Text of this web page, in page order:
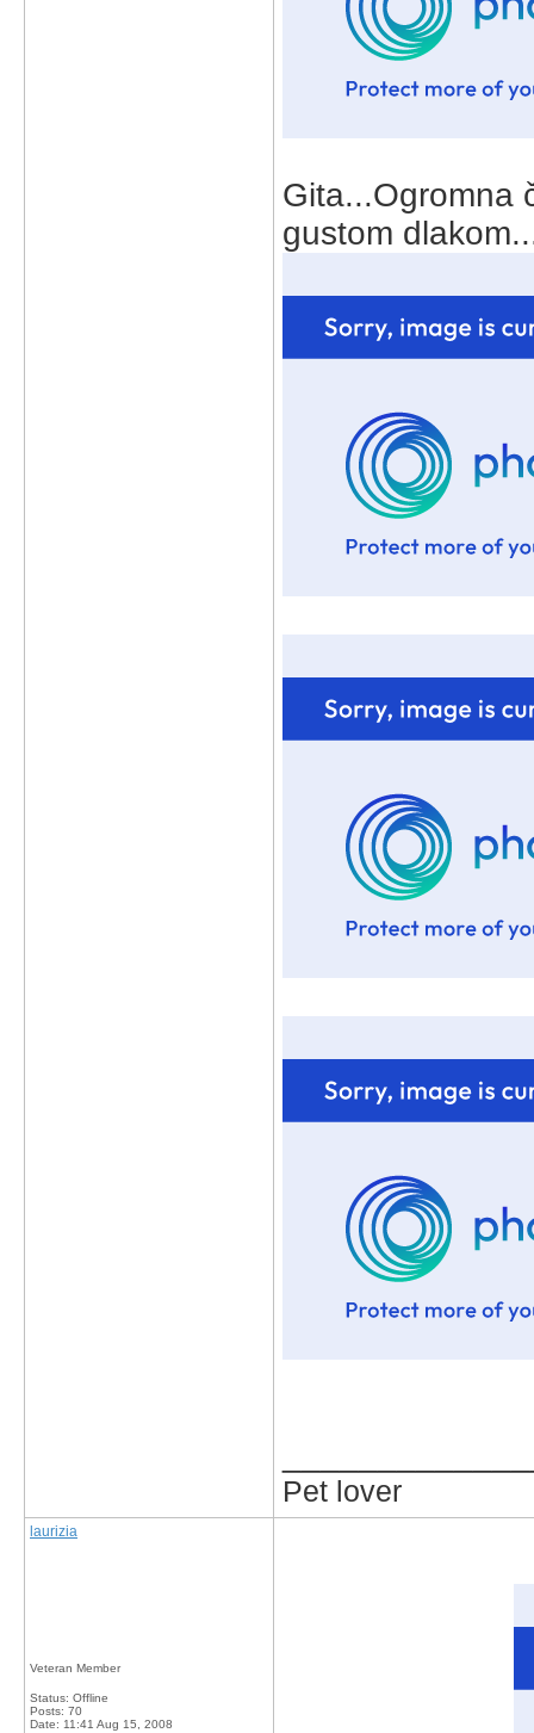
Gita...Ogromna
gustom
Pet lover
laurizia
Veteran Member
Status: Offline
Posts: 70
Date: 11:41 Aug 15, 2008